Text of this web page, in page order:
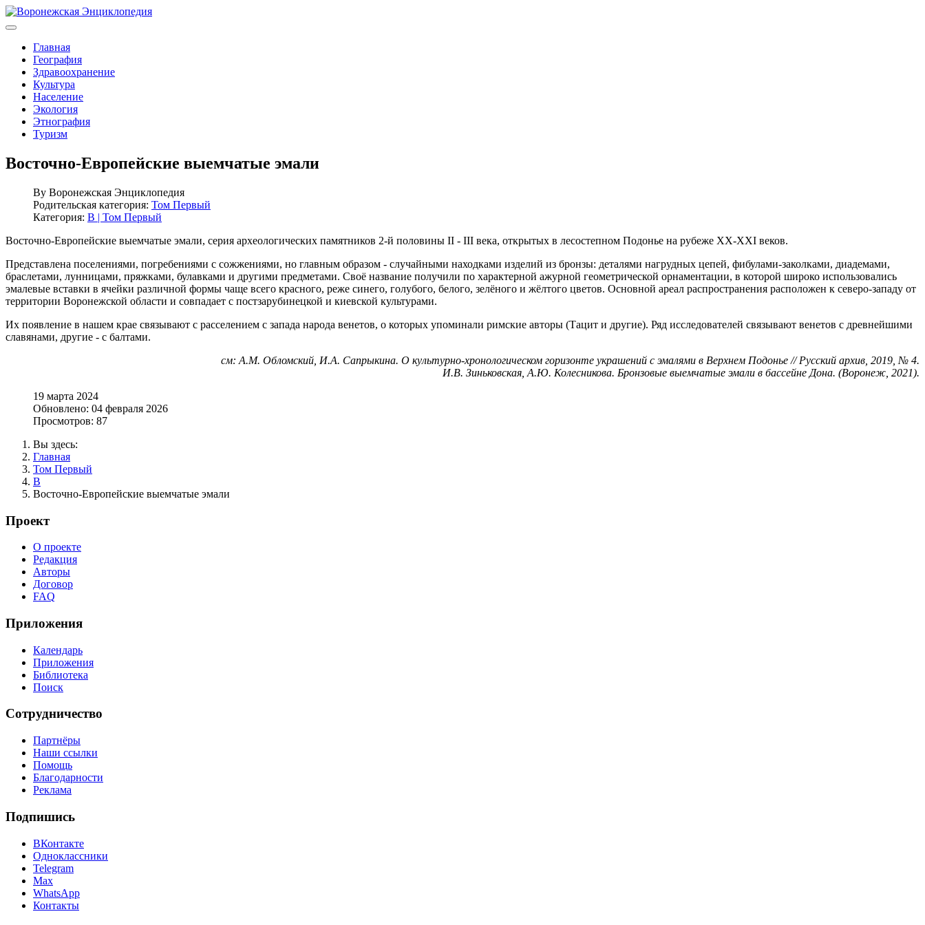
Главная
География
Здравоохранение
Культура
Население
Экология
Этнография
Туризм
Восточно-Европейские выемчатые эмали
By Воронежская Энциклопедия
Родительская категория: Том Первый
Категория: В | Том Первый
Восточно-Европейские выемчатые эмали, серия археологических памятников 2-й половины II - III века, открытых в лесостепном Подонье на рубеже XX-XXI веков.
Представлена поселениями, погребениями с сожжениями, но главным образом - случайными находками изделий из бронзы: деталями нагрудных цепей, фибулами-заколками, диадемами,
браслетами, лунницами, пряжками, булавками и другими предметами. Своё название получили по характерной ажурной геометрической орнаментации, в которой широко использовались
эмалевые вставки в ячейки различной формы чаще всего красного, реже синего, голубого, белого, зелёного и жёлтого цветов. Основной ареал распространения расположен к северо-западу от
территории Воронежской области и совпадает с постзарубинецкой и киевской культурами.
Их появление в нашем крае связывают с расселением с запада народа венетов, о которых упоминали римские авторы (Тацит и другие). Ряд исследователей связывают венетов с древнейшими
славянами, другие - с балтами.
см: А.М. Обломский, И.А. Сапрыкина. О культурно-хронологическом горизонте украшений с эмалями в Верхнем Подонье // Русский архив, 2019, № 4.
И.В. Зиньковская, А.Ю. Колесникова. Бронзовые выемчатые эмали в бассейне Дона. (Воронеж, 2021).
19 марта 2024
Обновлено: 04 февраля 2026
Просмотров: 87
Вы здесь:
Главная
Том Первый
В
Восточно-Европейские выемчатые эмали
Проект
О проекте
Редакция
Авторы
Договор
FAQ
Приложения
Календарь
Приложения
Библиотека
Поиск
Сотрудничество
Партнёры
Наши ссылки
Помощь
Благодарности
Реклама
Подпишись
ВКонтакте
Одноклассники
Telegram
Max
WhatsApp
Контакты